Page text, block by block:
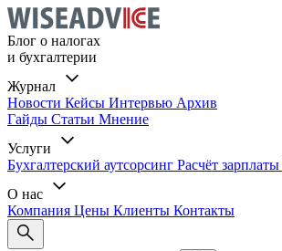
Блог о налогах
и бухгалтерии
Журнал
Новости Кейсы Интервью Архив
Гайды Статьи Мнение
Услуги
Бухгалтерский аутсорсинг Расчёт зарплаты
О нас
Компания Цены Клиенты Контакты